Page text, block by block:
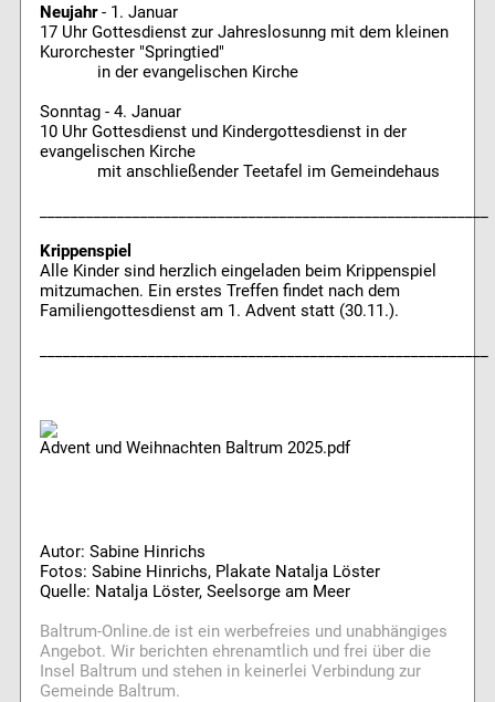
Neujahr- 1. Januar
17 Uhr Gottesdienst zur Jahreslosunng mit dem kleinen
Kurorchester "Springtied"
in der evangelischen Kirche
Sonntag - 4. Januar
10 Uhr Gottesdienst und Kindergottesdienst in der
evangelischen Kirche
mit anschließender Teetafel im Gemeindehaus
Krippenspiel
Alle Kinder sind herzlich eingeladen beim Krippenspiel
mitzumachen. Ein erstes Treffen findet nach dem
Familiengottesdienst am 1. Advent statt (30.11.).
Advent und Weihnachten Baltrum 2025.pdf
Autor: Sabine Hinrichs
Fotos: Sabine Hinrichs, Plakate Natalja Löster
Quelle: Natalja Löster, Seelsorge am Meer
Baltrum-Online.de ist ein werbefreies und unabhängiges
Angebot. Wir berichten ehrenamtlich und frei über die
Insel Baltrum und stehen in keinerlei Verbindung zur
Gemeinde Baltrum.